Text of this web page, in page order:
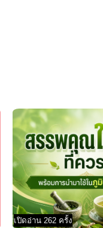
เปิดอ่าน 262 ครั้ง